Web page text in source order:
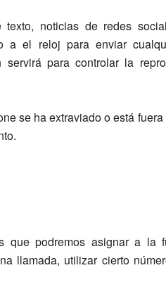
noticias de redes
a el reloj para enviar
servirá para controlar la
se ha extraviado o está
que podremos asignar a la
llamada, utilizar cierto